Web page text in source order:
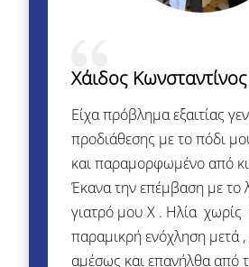
Χάιδος Κωνσταντίνος
Είχα πρόβλημα εξαιτίας
προδιάθεσης με το πόδι
και παραμορφωμένο από
Έκανα την επέμβαση με το
γιατρό μου Χ . Ηλία χωρίς
παραμικρή ενόχληση μετά
αμέσως και επανήλθα από